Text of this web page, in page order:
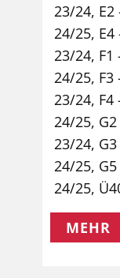
23/24,
24/25,
23/24, F1
24/25, F3
23/24, F4
24/25,
23/24,
24/25,
24/25,
MEHR